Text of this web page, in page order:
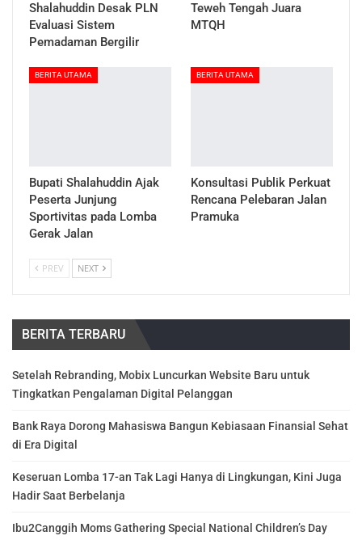
Shalahuddin Desak PLN
Evaluasi Sistem
Pemadaman Bergilir
Teweh Tengah Juara
MTQH
BERITA UTAMA
Bupati Shalahuddin Ajak
Peserta Junjung
Sportivitas pada Lomba
Gerak Jalan
BERITA UTAMA
Konsultasi Publik Perkuat
Rencana Pelebaran Jalan
Pramuka
PREV NEXT
BERITA TERBARU
Setelah Rebranding, Mobix Luncurkan Website Baru untuk
Tingkatkan Pengalaman Digital Pelanggan
Bank Raya Dorong Mahasiswa Bangun Kebiasaan Finansial Sehat
di Era Digital
Keseruan Lomba 17-an Tak Lagi Hanya di Lingkungan, Kini Juga
Hadir Saat Berbelanja
Ibu2Canggih Moms Gathering Special National Children’s Day